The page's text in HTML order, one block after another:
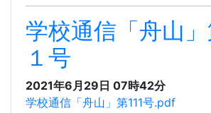
学校通信「舟山」
１号
2021年6月29日 07時42分
学校通信「舟山」第111号.pdf